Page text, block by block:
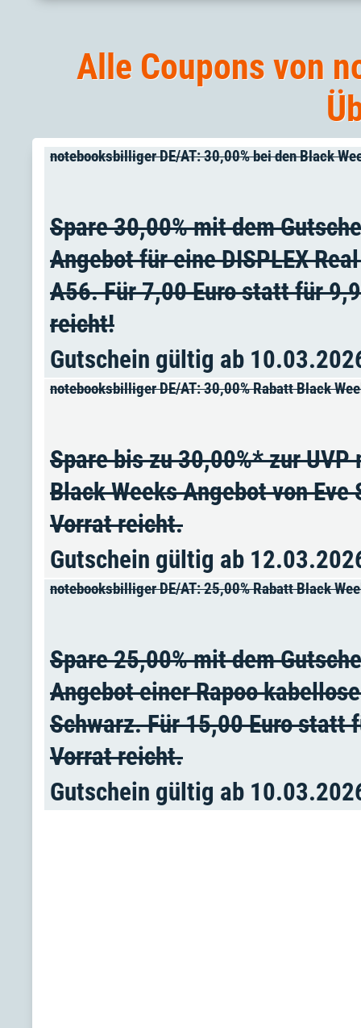
Alle Coupons von
notebooksbilliger DE/AT: 30,00% bei den Black
Spare 30,00% mit dem
Angebot für eine DISPLEX
A56. Für 7,00 Euro statt für
reicht!
Gutschein gültig ab
notebooksbilliger DE/AT: 30,00% Rabatt Black
Spare bis zu 30,00%* zur
Black Weeks Angebot von
Vorrat reicht.
Gutschein gültig ab
notebooksbilliger DE/AT: 25,00% Rabatt Black
Spare 25,00% mit dem
Angebot einer Rapoo
Schwarz. Für 15,00 Euro statt
Vorrat reicht.
Gutschein gültig ab